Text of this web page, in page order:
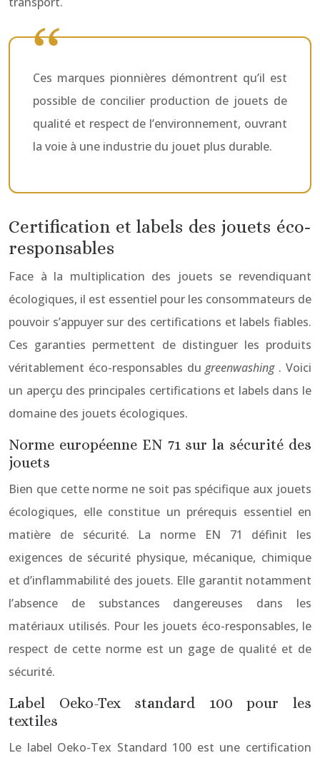
Ces marques pionnières démontrent qu’il est
possible de concilier production de jouets de
qualité et respect de l’environnement, ouvrant
la voie à une industrie du jouet plus durable.
Certification et labels des jouets éco-
responsables
Face à la multiplication des jouets se revendiquant
écologiques, il est essentiel pour les consommateurs de
pouvoir s’appuyer sur des certifications et labels fiables.
Ces garanties permettent de distinguer les produits
véritablement éco-responsables dugreenwashing . Voici
un aperçu des principales certifications et labels dans le
domaine des jouets écologiques.
Norme européenne EN 71 sur la sécurité des
jouets
Bien que cette norme ne soit pas spécifique aux jouets
écologiques, elle constitue un prérequis essentiel en
matière de sécurité. La norme EN 71 définit les
exigences de sécurité physique, mécanique, chimique
et d’inflammabilité des jouets. Elle garantit notamment
l’absence de substances dangereuses dans les
matériaux utilisés. Pour les jouets éco-responsables, le
respect de cette norme est un gage de qualité et de
sécurité.
Label Oeko-Tex standard 100 pour les
textiles
Le label Oeko-Tex Standard 100 est une certification